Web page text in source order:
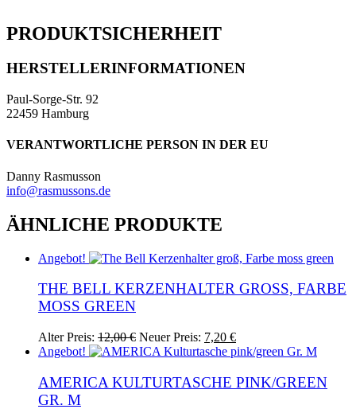
PRODUKTSICHERHEIT
HERSTELLERINFORMATIONEN
Paul-Sorge-Str. 92
22459 Hamburg
VERANTWORTLICHE PERSON IN DER EU
Danny Rasmusson
info@rasmussons.de
ÄHNLICHE PRODUKTE
Angebot!
THE BELL KERZENHALTER GROSS, FARBE M
OSS GREEN
Alter Preis: 12,00€ Ursprünglicher
Preis
12,00 €
Neuer Preis: 7,20 €Aktueller
Preis
7,20 €.
Angebot!
AMERICA KULTURTASCHE PINK/GREEN
GR. M